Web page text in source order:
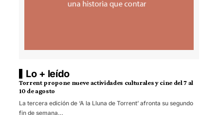
Lo + leído
Torrent propone nueve actividades culturales y cine del 7 al
10 de agosto
La tercera edición de ‘A la Lluna de Torrent’ afronta su segundo
fin de semana…